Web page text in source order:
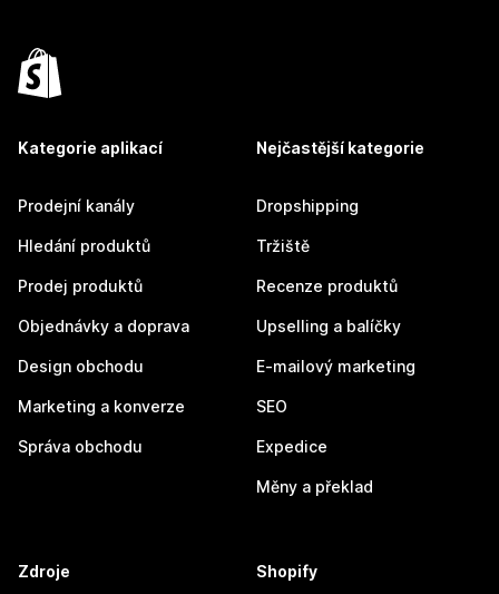
Kategorie aplikací
Prodejní kanály
Hledání produktů
Prodej produktů
Objednávky a doprava
Design obchodu
Marketing a konverze
Správa obchodu
Nejčastější kategorie
Dropshipping
Tržiště
Recenze produktů
Upselling a balíčky
E-mailový marketing
SEO
Expedice
Měny a překlad
Zdroje Shopify